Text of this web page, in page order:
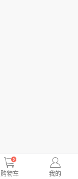
0
购物车 我的